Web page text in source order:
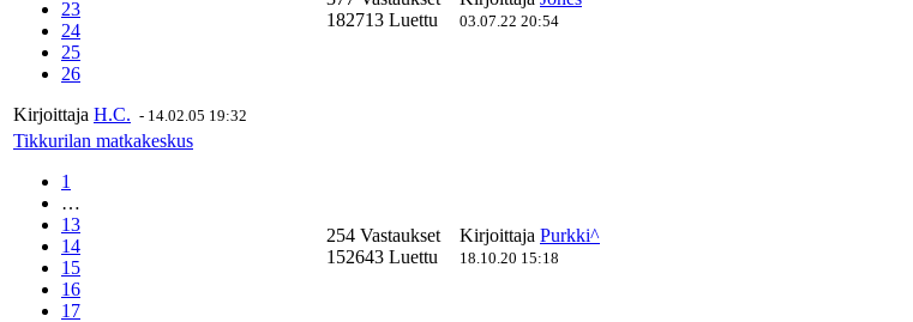
23
24
25
26
Kirjoittaja H.C. - 14.02.05 19:32
182713 Luettu
03.07.22 20:54
Tikkurilan matkakeskus
1
…
13
14
15
16
17
254 Vastaukset
152643 Luettu
Kirjoittaja Purkki^
18.10.20 15:18